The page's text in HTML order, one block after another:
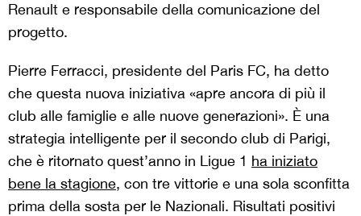
Renault e responsabile della comunicazione del
progetto.
Pierre Ferracci, presidente del Paris FC, ha detto
che questa nuova iniziativa «apre ancora di più il
club alle famiglie e alle nuove generazioni». È una
strategia intelligente per il secondo club di Parigi,
che è ritornato quest’anno in Ligue 1 ha iniziato
bene la stagione, con tre vittorie e una sola sconfitta
prima della sosta per le Nazionali. Risultati positivi